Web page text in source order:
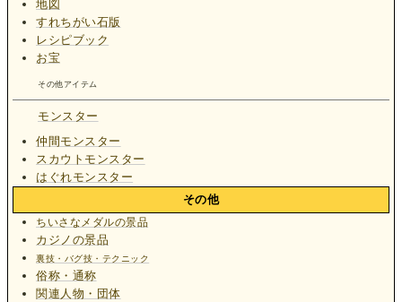
地図
すれちがい石版
レシピブック
お宝
その他アイテム
モンスター
仲間モンスター
スカウトモンスター
はぐれモンスター
その他
ちいさなメダルの景品
カジノの景品
裏技・バグ技・テクニック
俗称・通称
関連人物・団体